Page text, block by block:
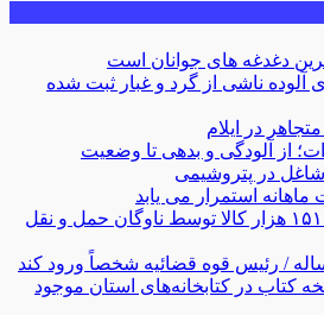
دغدغه های جوانان است
روز هوای آلوده ناشی از گرد و غبار ثبت شده
از آلودگی و بدهی تا وضعیت
شاغل در پتروشیمی
استمرار می یابد
جابجایی ۲ میلیون و ۱۵۱ هزار کالا توسط ناوگان حمل و نقل
هزار نسخه کتاب در کتابخانه‌‌های استان موجود